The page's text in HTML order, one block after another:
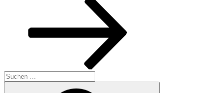
Suchen
nach: